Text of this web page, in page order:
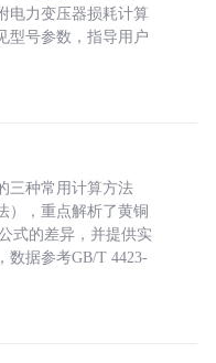
电力变压器损耗计算
型号参数，指导用户
三种常用计算方法
），重点解析了黄铜
式的差异，并提供实
数据参考GB/T 4423-